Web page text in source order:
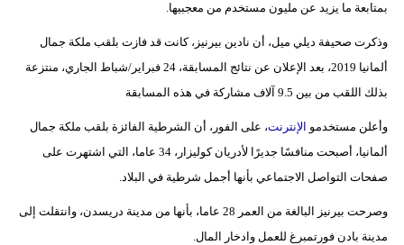
بمتابعة ما يزيد عن مليون مستخدم من معجبيها.
وذكرت صحيفة ديلي ميل، أن نادين بيرنيز، كانت قد فازت بلقب ملكة جمال
ألمانيا 2019، بعد الإعلان عن نتائج المسابقة، 24 فبراير/شباط الجاري، منتزعة
بذلك اللقب من بين 9.5 آلاف مشاركة في هذه المسابقة
وأعلن مستخدمو الإنترنت، على الفور، أن الشرطية الفائزة بلقب ملكة جمال
ألمانيا، أصبحت منافسًا جديرًا لأدريان كوليزار، 34 عاما، التي اشتهرت على
صفحات التواصل الاجتماعي بأنها أجمل شرطية في البلاد.
وصرحت بيرنيز البالغة من العمر 28 عاما، بأنها من مدينة دريسدن، وانتقلت إلى
مدينة بادن فورتمبرغ للعمل وادخار المال.